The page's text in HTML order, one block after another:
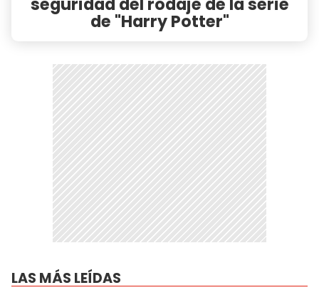
de "Harry Potter"
LAS MÁS LEÍDAS